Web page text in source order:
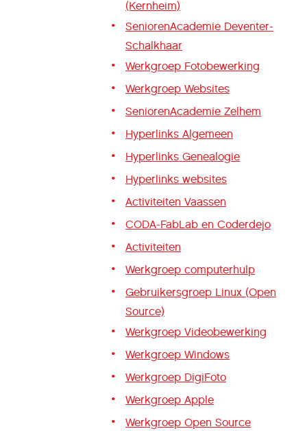
(Kernheim)
SeniorenAcademie Deventer-
Schalkhaar
Werkgroep Fotobewerking
Werkgroep Websites
SeniorenAcademie Zelhem
Hyperlinks Algemeen
Hyperlinks Genealogie
Hyperlinks websites
Activiteiten Vaassen
CODA-FabLab en Coderdejo
Activiteiten
Werkgroep computerhulp
Gebruikersgroep Linux (Open
Source)
Werkgroep Videobewerking
Werkgroep Windows
Werkgroep DigiFoto
Werkgroep Apple
Werkgroep Open Source